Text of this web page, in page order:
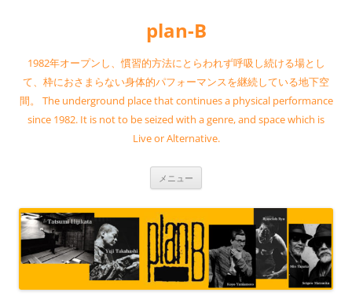
へ
キ
ッ
プ
plan-B
1982年オープンし、慣習的方法にとらわれず呼吸し続ける場とし
て、枠におさまらない身体的パフォーマンスを継続している地下空
間。 The underground place that continues a physical performance
since 1982. It is not to be seized with a genre, and space which is
Live or Alternative.
メニュー